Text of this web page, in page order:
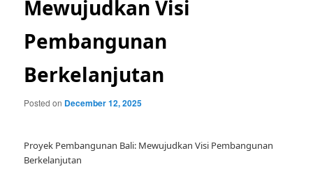
Mewujudkan Visi
Pembangunan
Berkelanjutan
Posted on December 12, 2025
Proyek Pembangunan Bali: Mewujudkan Visi Pembangunan
Berkelanjutan